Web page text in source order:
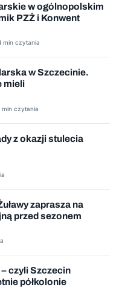
w ogólnopolskim
PZŻ i Konwent
min czytania
w Szczecinie.
mieli
min czytania
z okazji stulecia
zaprasza na
przed sezonem
czyli Szczecin
półkolonie